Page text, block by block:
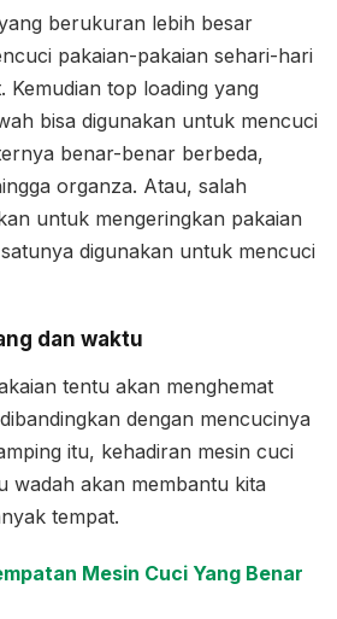
berukuran lebih besar
pakaian-pakaian sehari-hari
Kemudian top loading yang
bisa digunakan untuk mencuci
benar-benar berbeda,
organza. Atau, salah
untuk mengeringkan pakaian
digunakan untuk mencuci
dan waktu
tentu akan menghemat
dengan mencucinya
itu, kehadiran mesin cuci
wadah akan membantu kita
tempat.
Mesin Cuci Yang Benar